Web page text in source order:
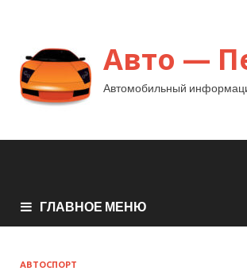
Авто —
Автомобильный
ГЛАВНОЕ МЕНЮ
АВТОСПОРТ